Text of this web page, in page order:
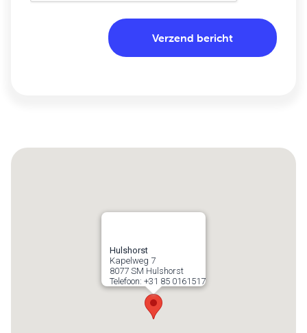
Hulshorst
Kapelweg 7
8077 SM Hulshorst
Telefoon: +31 85 0161517